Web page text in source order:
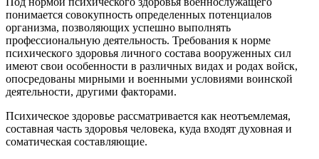
понимается совокупность определенных потенциалов
организма, позволяющих успешно выполнять
профессиональную деятельность. Требования к норме
психического здоровья личного состава вооруженных сил
имеют свои особенности в различных видах и родах войск,
опосредованы мирными и военными условиями воинской
деятельности, другими факторами.
Психическое здоровье рассматривается как неотъемлемая,
составная часть здоровья человека, куда входят духовная и
соматическая составляющие.